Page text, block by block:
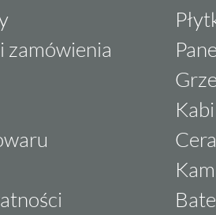
zamówienia